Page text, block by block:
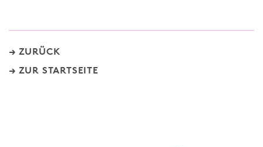
ZURÜCK
ZUR STARTSEITE